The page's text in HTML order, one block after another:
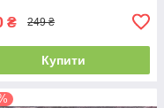
₴ 249 ₴
Купити